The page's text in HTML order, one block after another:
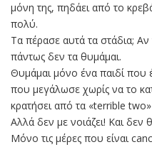
μόνη της, πηδάει από το
πολύ.
Τα πέρασε αυτά τα στάδια;
πάντως δεν τα θυμάμαι.
Θυμάμαι μόνο ένα παιδί που
που μεγάλωσε χωρίς να το
κρατήσει από τα «terrible two»
Αλλά δεν με νοιάζει! Και
Μόνο τις μέρες που είναι